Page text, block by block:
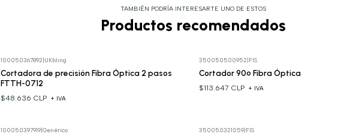
TAMBIÉN PODRÍA INTERESARTE UNO DE ESTOS
Productos recomendados
100050367892 UKbling
Cortadora de precisión Fibra Óptica 2 pasos
FTTH-0712
$48.636 CLP + IVA
350050500952 FIS
Cortador 90º Fibra Óptica
$113.647 CLP + IVA
100050397919| Genérico 350050321059| FIS